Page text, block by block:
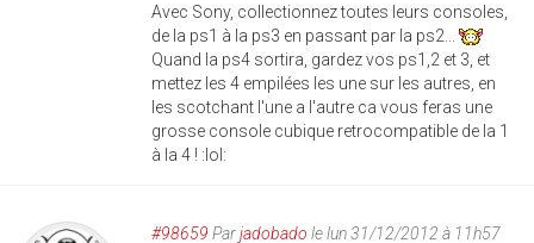
Avec Sony, collectionnez toutes leurs consoles,
de la ps1 à la ps3 en passant par la ps2...
Quand la ps4 sortira, gardez vos ps1,2 et 3, et
mettez les 4 empilées les une sur les autres, en
les scotchant l'une a l'autre ca vous feras une
grosse console cubique retrocompatible de la 1
à la 4 ! :lol:
#98659 Parjadobado le lun 31/12/2012 à 11h57